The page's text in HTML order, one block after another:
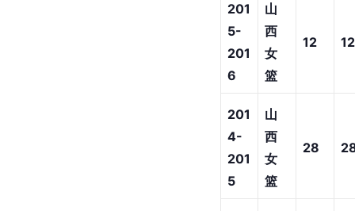
201
5-
201
6
山
西
女
篮
12 12
201
4-
201
5
山
西
女
篮
28